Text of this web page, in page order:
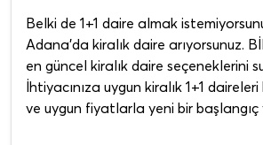
Belki de 1+1 daire almak
Adana'da kiralık daire arıyorsunuz.
en güncel kiralık daire seçeneklerini
İhtiyacınıza uygun kiralık 1+1
ve uygun fiyatlarla yeni bir başlangıç